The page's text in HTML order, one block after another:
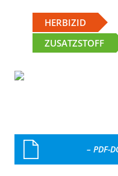
HERBIZID
ZUSATZSTOFF
– PDF-